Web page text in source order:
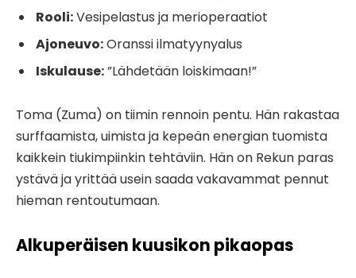
Rooli:Vesipelastus ja merioperaatiot
Ajoneuvo:Oranssi ilmatyynyalus
Iskulause:”Lähdetään loiskimaan!”
Toma (Zuma) on tiimin rennoin pentu. Hän rakastaa
surffaamista, uimista ja kepeän energian tuomista
kaikkein tiukimpiinkin tehtäviin. Hän on Rekun paras
ystävä ja yrittää usein saada vakavammat pennut
hieman rentoutumaan.
Alkuperäisen kuusikon pikaopas